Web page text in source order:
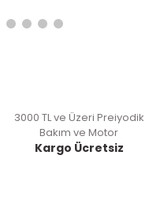
3000 TL ve Üzeri Preiyodik
Bakım ve Motor
Kargo Ücretsiz